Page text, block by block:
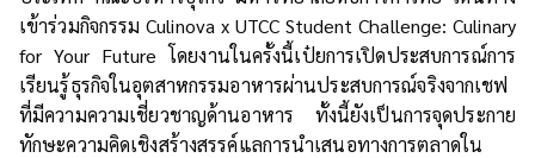
เข้าร่วมกิจกรรม Culinova x UTCC Student Challenge: Culinary
for Your Future โดยงานในครั้งนี้เป๋ยการเปิดประสบการณ์การ
เรียนรู้ธุรกิจในอุตสาหกรรมอาหารผ่านประสบการณ์จริงจากเชฟ
ที่มีความความเชี่ยวชาญด้านอาหาร ทั้งนี้ยังเป็นการจุดประกาย
ทักษะความคิดเชิงสร้างสรรค์แลการนำเสนอทางการตลาดใน